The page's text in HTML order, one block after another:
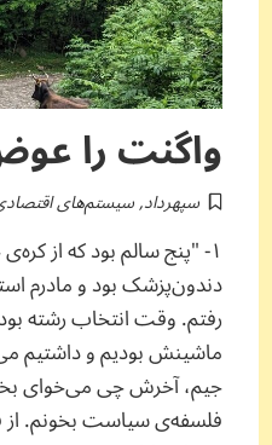
واگنت را
سپهرداد,سیستم‌های
۱- "پنج سالم بود که از
دندون‌پزشک بود و مادرم
رفتم. وقت انتخاب رشته بود.
ماشینش بودیم و داشتیم
جیم، آخرش چی می‌خوای
فلسفه‌ی سیاست بخونم.